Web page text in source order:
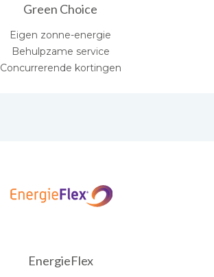
Green Choice
Eigen zonne-energie
Behulpzame service
Concurrerende kortingen
EnergieFlex